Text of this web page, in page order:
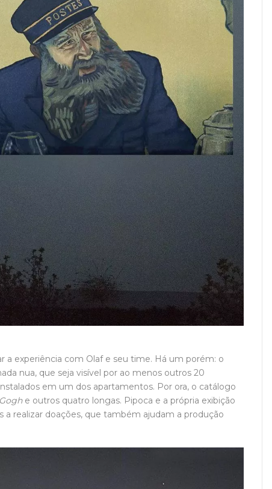
experiência com Olaf e seu time. Há um porém: o
nua, que seja visível por ao menos outros 20
em um dos apartamentos. Por ora, o catálogo
e outros quatro longas. Pipoca e a própria exibição
a realizar doações, que também ajudam a produção